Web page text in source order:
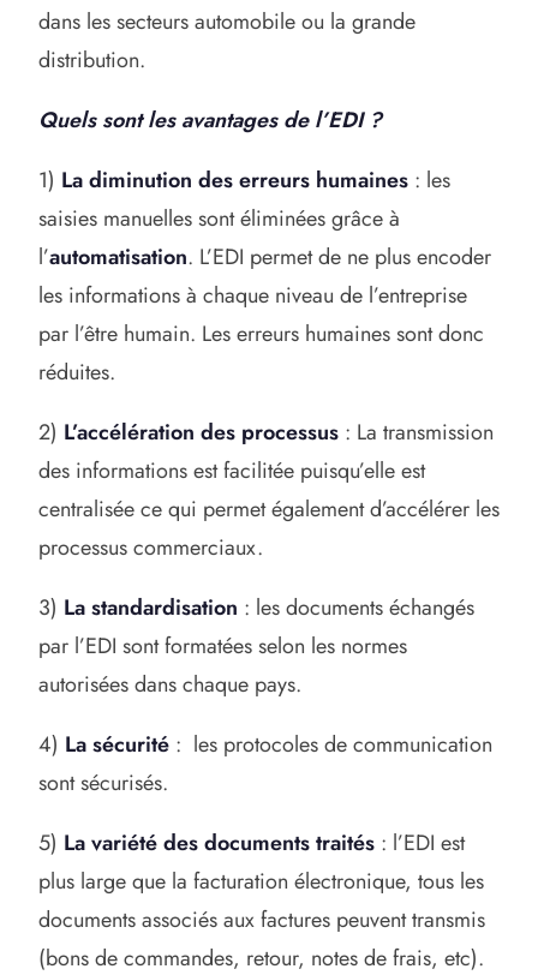
dans les secteurs automobile ou la grande
distribution.
Quels sont les avantages de l’EDI ?
1) La diminution des erreurs humaines : les
saisies manuelles sont éliminées grâce à
l’automatisation. L’EDI permet de ne plus encoder
les informations à chaque niveau de l’entreprise
par l’être humain. Les erreurs humaines sont donc
réduites.
2) L’accélération des processus : La transmission
des informations est facilitée puisqu’elle est
centralisée ce qui permet également d’accélérer les
processus commerciaux.
3) La standardisation : les documents échangés
par l’EDI sont formatées selon les normes
autorisées dans chaque pays.
4) La sécurité : les protocoles de communication
sont sécurisés.
5) La variété des documents traités : l’EDI est
plus large que la facturation électronique, tous les
documents associés aux factures peuvent transmis
(bons de commandes, retour, notes de frais, etc).